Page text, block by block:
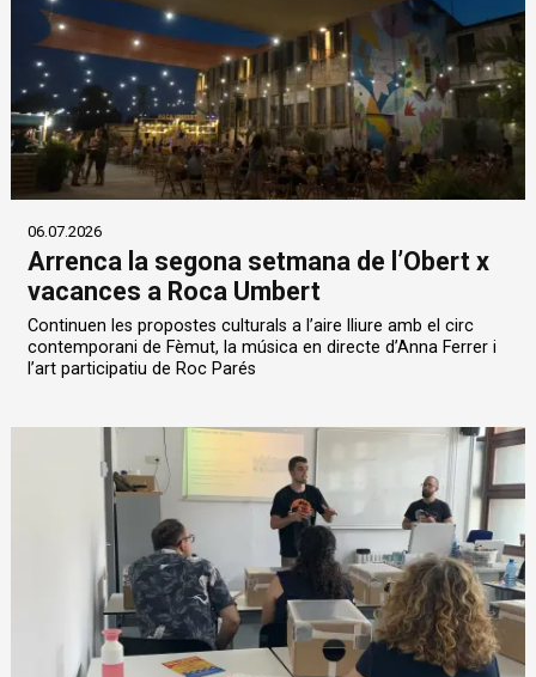
06.07.2026
Arrenca la segona setmana de l’Obert x
vacances a Roca Umbert
Continuen les propostes culturals a l’aire lliure amb el circ
contemporani de Fèmut, la música en directe d’Anna Ferrer i
l’art participatiu de Roc Parés